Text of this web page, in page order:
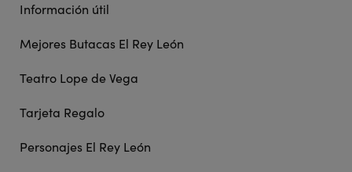
Información útil
Mejores Butacas El Rey León
Teatro Lope de Vega
Tarjeta Regalo
Personajes El Rey León